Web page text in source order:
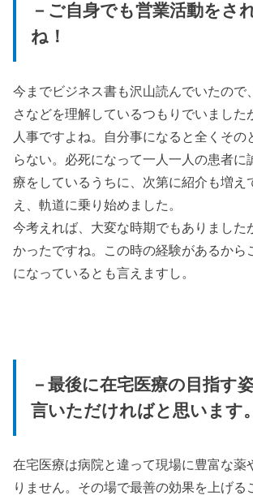
－ご自身でも営業活動をさ
ね！
今までビジネス書も沢山読んでいたので
さなどを理解しているつもりでいました
人事ですよね。自分事になると全くその
らない。必死になって一人一人の患者に
療をしているうちに、次第に紹介も増え
え、軌道に乗り始めました。
今考えれば、大変な時期でもありました
かったですね。この時の経験があるから
になっているとも言えますし。
－最後に在宅医療の目指す
言いただければと思います。
在宅医療は病院と違って現場に豊富な薬
りません。その場で最善の効果を上げる